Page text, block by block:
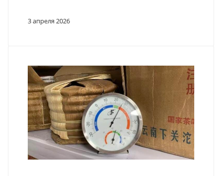
3 апреля 2026